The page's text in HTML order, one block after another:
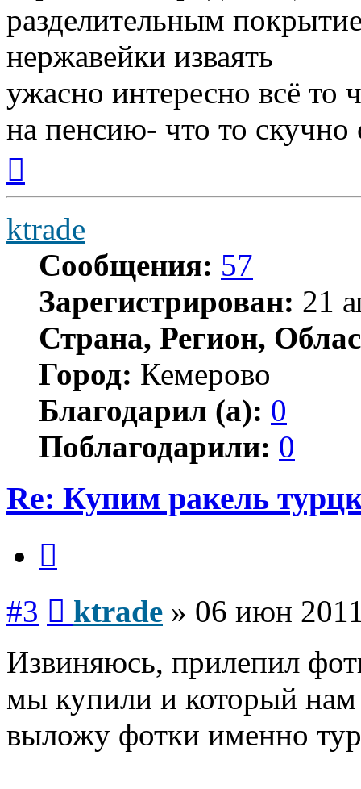
разделительным
нержавейки изваять
ужасно интересно всё то
на пенсию- что то скучно
началу
ktrade
Сообщения: 57
Зарегистрирован: 21
Страна, Регион,
Город: Кемерово
Благодарил (а): 0
Поблагодарили: 0
Re: Купим ракель
#3 ktrade » 06 июн
Извиняюсь, прилепил
мы купили и который нам
выложу фотки именно